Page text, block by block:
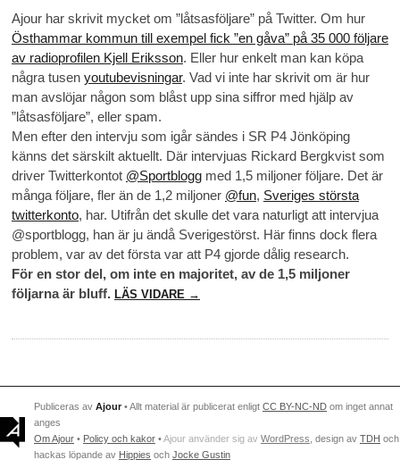
Ajour har skrivit mycket om ”låtsasföljare” på Twitter. Om hur
Östhammar kommun till exempel fick ”en gåva” på 35 000 följare
av radioprofilen Kjell Eriksson. Eller hur enkelt man kan köpa
några tusen youtubevisningar. Vad vi inte har skrivit om är hur
man avslöjar någon som blåst upp sina siffror med hjälp av
”låtsasföljare”, eller spam.
Men efter den intervju som igår sändes i SR P4 Jönköping
känns det särskilt aktuellt. Där intervjuas Rickard Bergkvist som
driver Twitterkontot @Sportblogg med 1,5 miljoner följare. Det är
många följare, fler än de 1,2 miljoner @fun, Sveriges största
twitterkonto, har. Utifrån det skulle det vara naturligt att intervjua
@sportblogg, han är ju ändå Sverigestörst. Här finns dock flera
problem, var av det första var att P4 gjorde dålig research.
För en stor del, om inte en majoritet, av de 1,5 miljoner
följarna är bluff. LÄS VIDARE →
Publiceras av Ajour • Allt material är publicerat enligt CC BY-NC-ND om inget annat
anges
Om Ajour • Policy och kakor •Ajour använder sig av WordPress , design av TDH och
hackas löpande av Hippies och Jocke Gustin